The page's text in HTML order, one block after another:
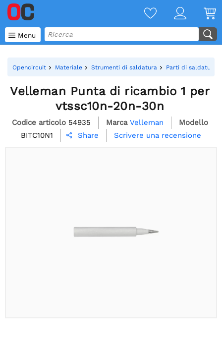
 Menu
Opencircuit Materiale Strumenti di saldatura Parti di saldatura
Velleman Punta di ricambio 1 per
vtssc10n-20n-30n
Codice articolo 54935 Marca Velleman
Modello
BITC10N1
 Share Scrivere una recensione